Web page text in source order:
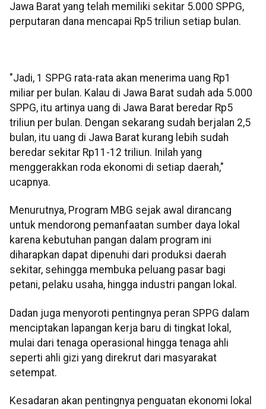
Jawa Barat yang telah memiliki sekitar 5.000 SPPG,
perputaran dana mencapai Rp5 triliun setiap bulan.
"Jadi, 1 SPPG rata-rata akan menerima uang Rp1
miliar per bulan. Kalau di Jawa Barat sudah ada 5.000
SPPG, itu artinya uang di Jawa Barat beredar Rp5
triliun per bulan. Dengan sekarang sudah berjalan 2,5
bulan, itu uang di Jawa Barat kurang lebih sudah
beredar sekitar Rp11-12 triliun. Inilah yang
menggerakkan roda ekonomi di setiap daerah,"
ucapnya.
Menurutnya, Program MBG sejak awal dirancang
untuk mendorong pemanfaatan sumber daya lokal
karena kebutuhan pangan dalam program ini
diharapkan dapat dipenuhi dari produksi daerah
sekitar, sehingga membuka peluang pasar bagi
petani, pelaku usaha, hingga industri pangan lokal.
Dadan juga menyoroti pentingnya peran SPPG dalam
menciptakan lapangan kerja baru di tingkat lokal,
mulai dari tenaga operasional hingga tenaga ahli
seperti ahli gizi yang direkrut dari masyarakat
setempat.
Kesadaran akan pentingnya penguatan ekonomi lokal